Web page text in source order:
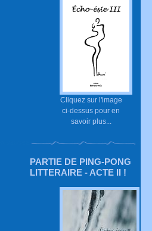
Cliquez sur l'image
ci-dessus pour en
savoir plus...
PARTIE DE PING-PONG
LITTERAIRE - ACTE II !